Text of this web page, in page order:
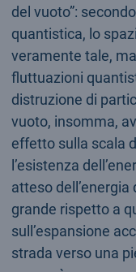
del vuoto”:
quantistica, lo
veramente tale,
fluttuazioni
distruzione di
vuoto, insomma,
effetto sulla scala
l’esistenza
atteso
grande rispetto a
sull’espansione
strada verso una